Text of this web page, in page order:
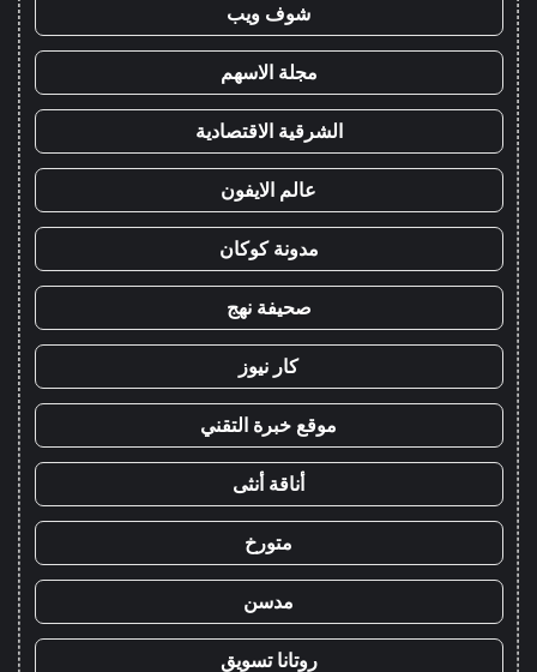
شوف ويب
مجلة الاسهم
الشرقية الاقتصادية
عالم الايفون
مدونة كوكان
صحيفة نهج
كار نيوز
موقع خبرة التقني
أناقة أنثى
متورخ
مدسن
روتانا تسويق